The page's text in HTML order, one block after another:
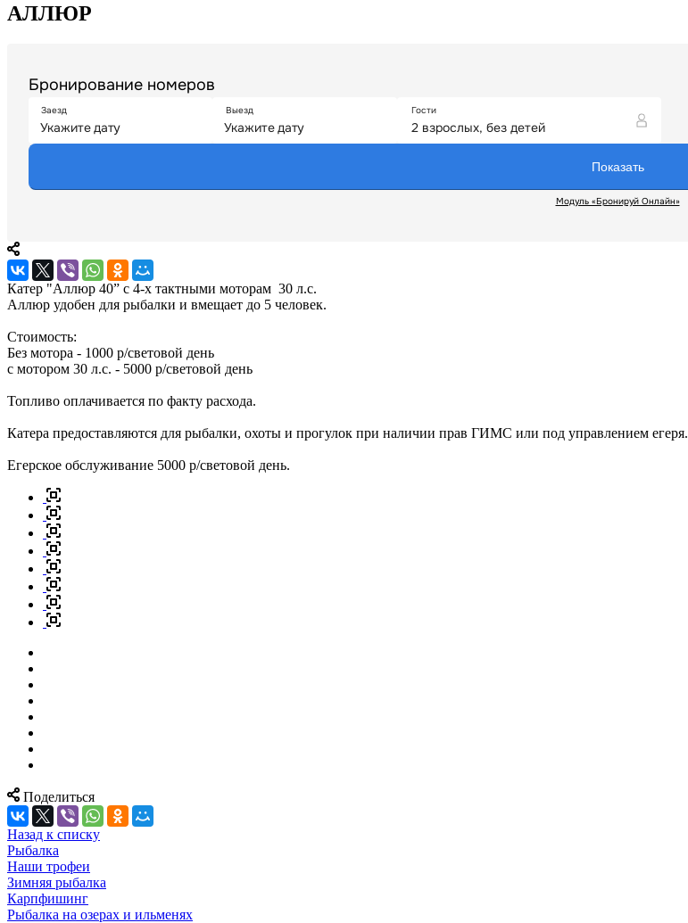
АЛЛЮР
Катер "Аллюр 40” с 4-х тактными моторам 30 л.с.
Аллюр удобен для рыбалки и вмещает до 5 человек.
Cтоимость:
Без мотора - 1000 р/световой день
с мотором 30 л.с. - 5000 р/световой день
Топливо оплачивается по факту расхода.
Катера предоставляются для рыбалки, охоты и прогулок при наличии прав ГИМС или под управлением егеря.
Егерское обслуживание 5000 р/световой день.
Поделиться
Назад к списку
Рыбалка
Наши трофеи
Зимняя рыбалка
Карпфишинг
Рыбалка на озерах и ильменях